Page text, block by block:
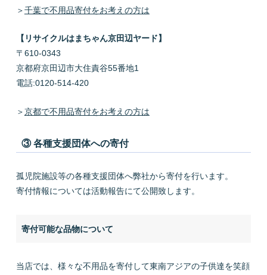
＞千葉で不用品寄付をお考えの方は
【リサイクルはまちゃん京田辺ヤード】
〒610-0343
京都府京田辺市大住責谷55番地1
電話:0120-514-420
＞京都で不用品寄付をお考えの方は
③ 各種支援団体への寄付
孤児院施設等の各種支援団体へ弊社から寄付を行います。
寄付情報については活動報告にて公開致します。
寄付可能な品物について
当店では、様々な不用品を寄付して東南アジアの子供達を笑顔